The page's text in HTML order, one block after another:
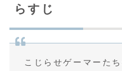
らすじ
こじらせゲーマーた